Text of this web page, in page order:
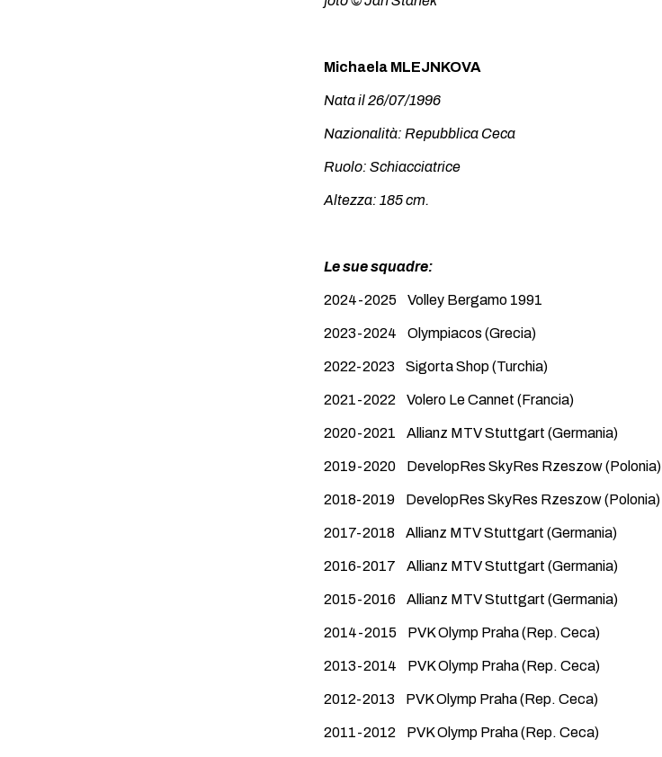
Michaela MLEJNKOVA
Nata il 26/07/1996
Nazionalità: Repubblica Ceca
Ruolo: Schiacciatrice
Altezza: 185 cm.
Le sue squadre:
2024-2025 Volley Bergamo 1991
2023-2024 Olympiacos (Grecia)
2022-2023 Sigorta Shop (Turchia)
2021-2022 Volero Le Cannet (Francia)
2020-2021 Allianz MTV Stuttgart (Germania)
2019-2020 DevelopRes SkyRes Rzeszow (Polonia)
2018-2019 DevelopRes SkyRes Rzeszow (Polonia)
2017-2018 Allianz MTV Stuttgart (Germania)
2016-2017 Allianz MTV Stuttgart (Germania)
2015-2016 Allianz MTV Stuttgart (Germania)
2014-2015 PVK Olymp Praha (Rep. Ceca)
2013-2014 PVK Olymp Praha (Rep. Ceca)
2012-2013 PVK Olymp Praha (Rep. Ceca)
2011-2012 PVK Olymp Praha (Rep. Ceca)